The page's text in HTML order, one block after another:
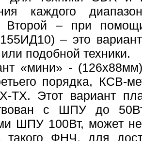
каждого
Второй – при
– это
подобной техники.
«мини» -
порядка, КСВ-
TX. Этот вариант
с ШПУ до
ШПУ 100Вт, может не
такого ФНЧ, для